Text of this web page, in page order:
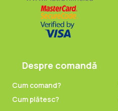
Despre comandă
Cum comand?
Cum plătesc?